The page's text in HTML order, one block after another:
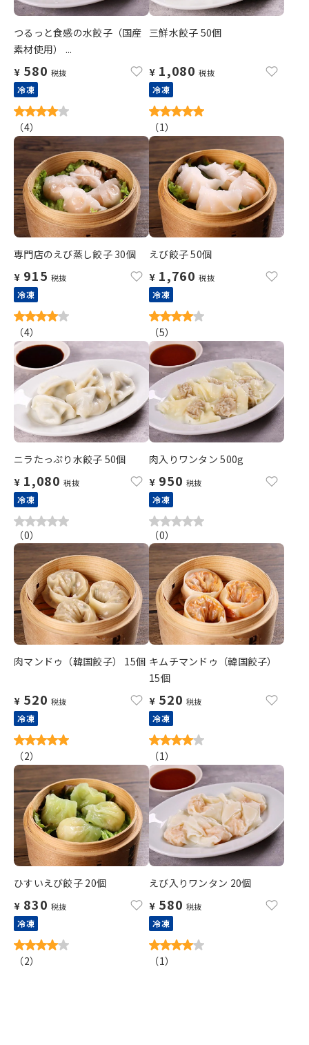
つるっと食感の水餃子（国産
素材使用） ...
¥ 580 税抜
冷凍
（4）
三鮮水餃子 50個
¥ 1,080 税抜
冷凍
（1）
専門店のえび蒸し餃子 30個
¥ 915 税抜
冷凍
（4）
えび餃子 50個
¥ 1,760 税抜
冷凍
（5）
ニラたっぷり水餃子 50個
¥ 1,080 税抜
冷凍
（0）
肉入りワンタン 500g
¥ 950 税抜
冷凍
（0）
肉マンドゥ（韓国餃子） 15個
¥ 520 税抜
冷凍
（2）
キムチマンドゥ（韓国餃子）
15個
¥ 520 税抜
冷凍
（1）
ひすいえび餃子 20個
¥ 830 税抜
冷凍
（2）
えび入りワンタン 20個
¥ 580 税抜
冷凍
（1）